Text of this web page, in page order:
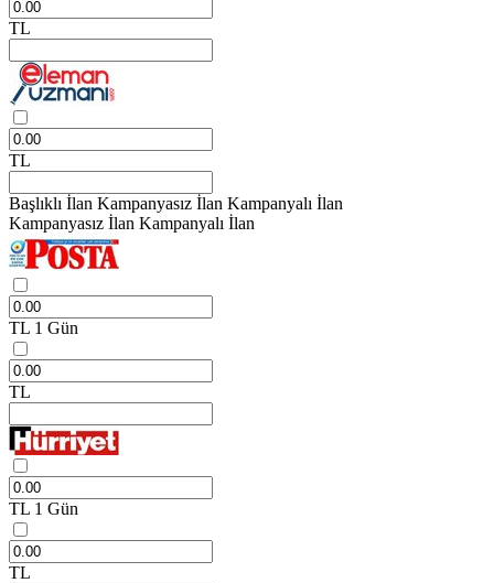
TL
TL
Başlıklı İlan Kampanyasız İlan Kampanyalı İlan
Kampanyasız İlan Kampanyalı İlan
TL 1 Gün
TL
TL 1 Gün
TL